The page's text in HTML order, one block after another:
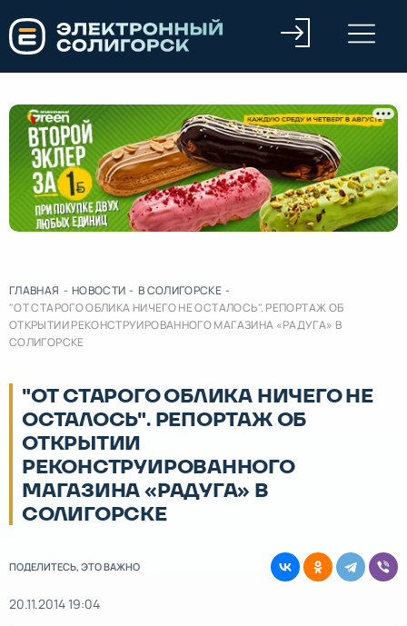
ГЛАВНАЯ - НОВОСТИ - В СОЛИГОРСКЕ -
"ОТ СТАРОГО ОБЛИКА НИЧЕГО НЕ ОСТАЛОСЬ". РЕПОРТАЖ ОБ
ОТКРЫТИИ РЕКОНСТРУИРОВАННОГО МАГАЗИНА «РАДУГА» В
СОЛИГОРСКЕ
"ОТ СТАРОГО ОБЛИКА НИЧЕГО НЕ
ОСТАЛОСЬ". РЕПОРТАЖ ОБ
ОТКРЫТИИ
РЕКОНСТРУИРОВАННОГО
МАГАЗИНА «РАДУГА» В
СОЛИГОРСКЕ
ПОДЕЛИТЕСЬ, ЭТО ВАЖНО
20.11.2014 19:04